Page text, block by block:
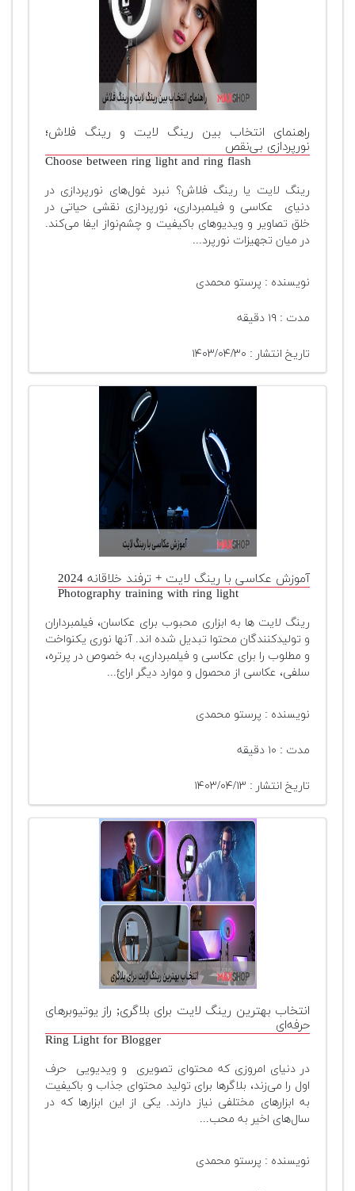
دوربین
راهنمای انتخاب بین رینگ لایت و رینگ فلاش؛
نورپردازی بی‌نقص
Choose between ring light and ring flash
رینگ لایت یا رینگ فلاش؟ نبرد غول‌های نورپردازی در
دنیای عکاسی و فیلمبرداری، نورپردازی نقشی حیاتی در
خلق تصاویر و ویدیوهای باکیفیت و چشم‌نواز ایفا می‌کند.
در میان تجهیزات نورپرد...
نویسنده : پرستو محمدی
مدت : ۱۹ دقیقه
تاریخ انتشار : ۱۴۰۳/۰۴/۳۰
آموزش عکاسی با رینگ لایت + ترفند خلاقانه 2024
Photography training with ring light
رینگ لایت ها به ابزاری محبوب برای عکاسان، فیلمبرداران
و تولیدکنندگان محتوا تبدیل شده اند. آنها نوری یکنواخت
و مطلوب را برای عکاسی و فیلمبرداری، به خصوص در پرتره،
سلفی، عکاسی از محصول و موارد دیگر ارائ...
نویسنده : پرستو محمدی
مدت : ۱۰ دقیقه
تاریخ انتشار : ۱۴۰۳/۰۴/۱۳
انتخاب بهترین رینگ لایت برای بلاگری; راز یوتیوبرهای
حرفه‌ای
Ring Light for Blogger
در دنیای امروزی که محتوای تصویری و ویدیویی حرف
اول را می‌زند، بلاگرها برای تولید محتوای جذاب و باکیفیت
به ابزارهای مختلفی نیاز دارند. یکی از این ابزارها که در
سال‌های اخیر به محب...
نویسنده : پرستو محمدی